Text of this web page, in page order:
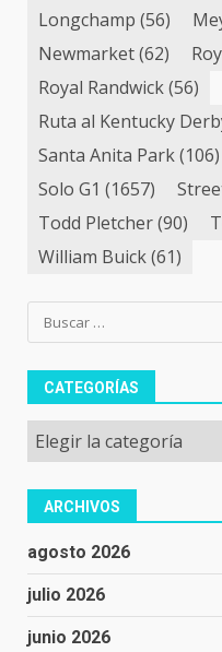
Longchamp (56)
Newmarket(62)
Royal Randwick(56)
Ruta al Kentucky
Santa Anita Park(106)
Solo G1 (1657)
Todd Pletcher(90)
William Buick(61)
Buscar:
CATEGORÍAS
Categorías
ARCHIVOS
agosto 2026
julio 2026
junio 2026